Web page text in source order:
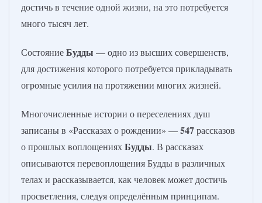
достичь в течение одной жизни, на это потребуется
много тысяч лет.
СостояниеБудды — одно из высших совершенств,
для достижения которого потребуется прикладывать
огромные усилия на протяжении многих жизней.
Многочисленные истории о переселениях душ
записаны в «Рассказах о рождении» —547рассказов
о прошлых воплощенияхБудды. В рассказах
описываются перевоплощения Будды в различных
телах и рассказывается, как человек может достичь
просветления, следуя определённым принципам.